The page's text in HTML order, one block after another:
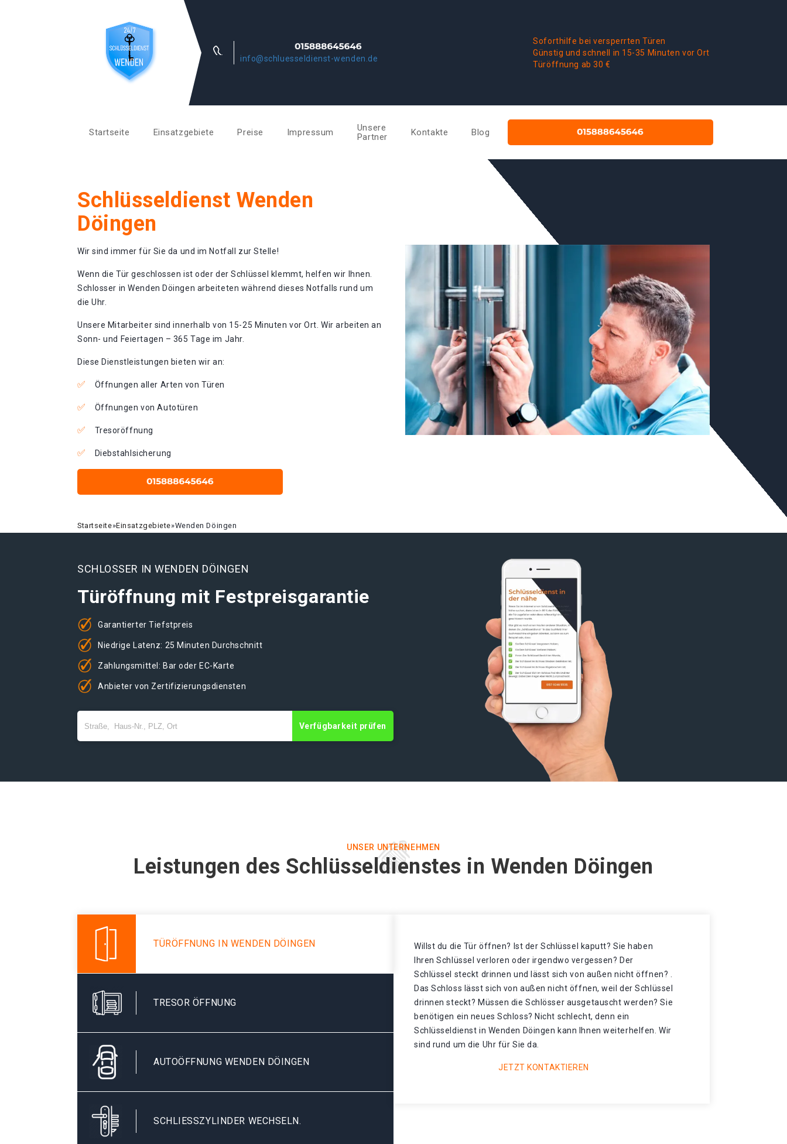
info@schluesseldienst-wenden.de
Soforthilfe bei versperrten Türen
Günstig und schnell in 15-35 Minuten vor Ort
Türöffnung ab 30 €
Startseite Einsatzgebiete Preise Impressum
Unsere
Partner
Kontakte Blog
Schlüsseldienst Wenden
Döingen
Wir sind immer für Sie da und im Notfall zur Stelle!
Wenn die Tür geschlossen ist oder der Schlüssel klemmt, helfen wir Ihnen.
Schlosser in Wenden Döingen arbeiteten während dieses Notfalls rund um
die Uhr.
Unsere Mitarbeiter sind innerhalb von 15-25 Minuten vor Ort. Wir arbeiten an
Sonn- und Feiertagen – 365 Tage im Jahr.
Diese Dienstleistungen bieten wir an:
Öffnungen aller Arten von Türen
Öffnungen von Autotüren
Tresoröffnung
Diebstahlsicherung
Startseite»Einsatzgebiete»Wenden Döingen
SCHLOSSER IN WENDEN DÖINGEN
Türöffnung mit Festpreisgarantie
Garantierter Tiefstpreis
Niedrige Latenz: 25 Minuten Durchschnitt
Zahlungsmittel: Bar oder EC-Karte
Anbieter von Zertifizierungsdiensten
Verfügbarkeit prüfen
UNSER UNTERNEHMEN
Leistungen des Schlüsseldienstes in Wenden Döingen
TÜRÖFFNUNG IN WENDEN DÖINGEN
TRESOR ÖFFNUNG
AUTOÖFFNUNG WENDEN DÖINGEN
SCHLIESSZYLINDER WECHSELN.
Willst du die Tür öffnen? Ist der Schlüssel kaputt? Sie haben
Ihren Schlüssel verloren oder irgendwo vergessen? Der
Schlüssel steckt drinnen und lässt sich von außen nicht öffnen? .
Das Schloss lässt sich von außen nicht öffnen, weil der Schlüssel
drinnen steckt? Müssen die Schlösser ausgetauscht werden? Sie
benötigen ein neues Schloss? Nicht schlecht, denn ein
Schlüsseldienst in Wenden Döingen kann Ihnen weiterhelfen. Wir
sind rund um die Uhr für Sie da.
JETZT KONTAKTIEREN